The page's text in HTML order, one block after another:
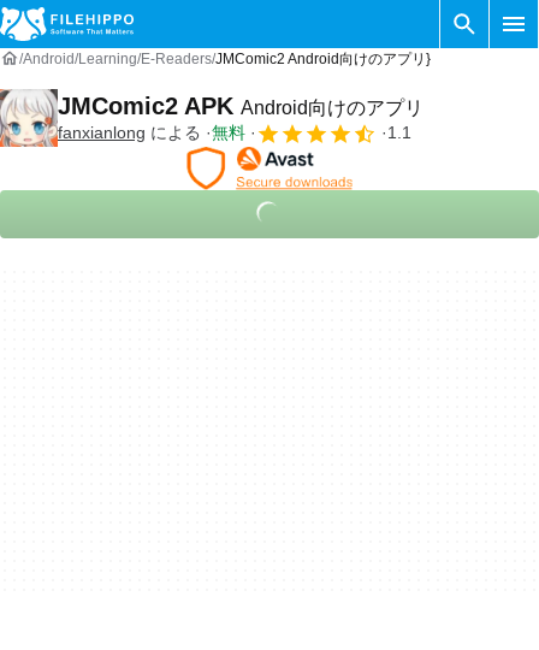
Android Learning E-Readers JMComic2 Android向けのアプリ}
JMComic2 APK Android向けのアプリ
fanxianlong による 無料 1.1